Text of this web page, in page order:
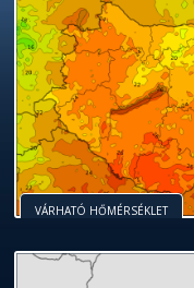
VÁRHATÓ HŐMÉRSÉKLET